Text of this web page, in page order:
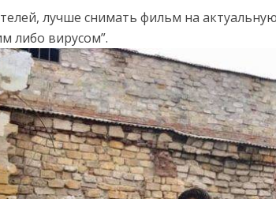
лучше снимать фильм на
либо вирусом”.